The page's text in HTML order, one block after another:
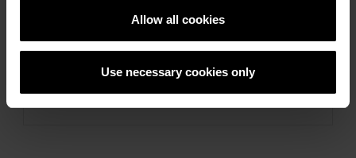
Allow all cookies
Use necessary cookies only
Taietor de zapada metalic